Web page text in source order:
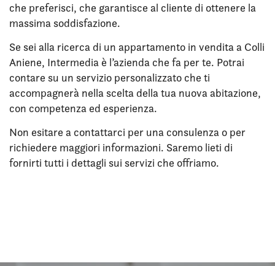
che preferisci, che garantisce al cliente di ottenere la
massima soddisfazione.
Se sei alla ricerca di un appartamento in vendita a Colli
Aniene, Intermedia è l’azienda che fa per te. Potrai
contare su un servizio personalizzato che ti
accompagnerà nella scelta della tua nuova abitazione,
con competenza ed esperienza.
Non esitare a contattarci per una consulenza o per
richiedere maggiori informazioni. Saremo lieti di
fornirti tutti i dettagli sui servizi che offriamo.